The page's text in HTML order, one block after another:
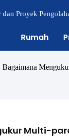
Proyek
Rumah
Bagaimana
Multi-